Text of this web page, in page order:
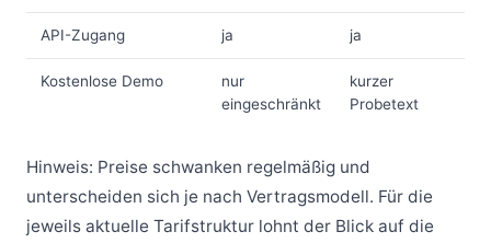
API-Zugang ja ja
Kostenlose Demo
nur
eingeschränkt
kurzer
Probetext
Hinweis: Preise schwanken regelmäßig und
unterscheiden sich je nach Vertragsmodell. Für die
jeweils aktuelle Tarifstruktur lohnt der Blick auf die